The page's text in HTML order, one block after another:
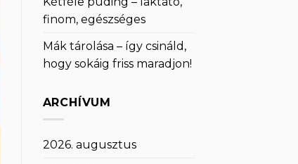
finom, egészséges
Mák tárolása – így csináld,
hogy sokáig friss maradjon!
ARCHÍVUM
2026. augusztus